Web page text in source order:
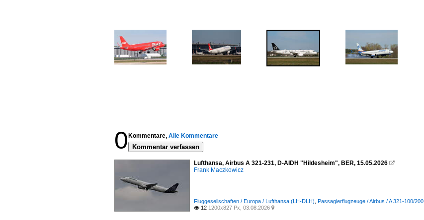
0 Kommentare, Alle Kommentare
Kommentar verfassen
Lufthansa, Airbus A 321-231, D-AIDH "Hildesheim", BER, 15.05.2026 
Frank Maczkowicz
Fluggesellschaften / Europa / Lufthansa (LH-DLH) Passagierflugzeuge / Airbus / A 321-100/200
 12 1200x827 Px, 03.08.2026 